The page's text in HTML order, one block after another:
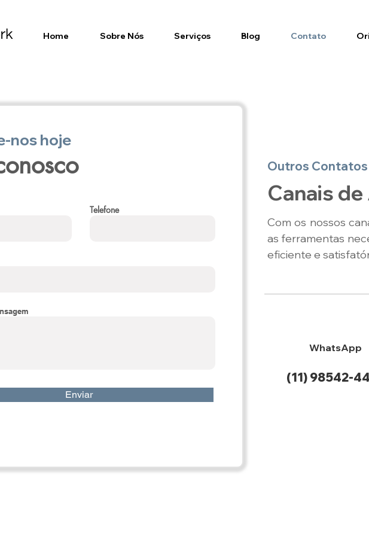
Home Sobre Nós Serviços Blog Contato
nos hoje
Telefone
Enviar
Outros Contatos
Canais
Com os nossos
as ferramentas
eficiente e
WhatsApp
(11) 98542-